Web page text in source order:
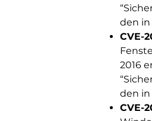
den in
CVE-
2016
den in
CVE-